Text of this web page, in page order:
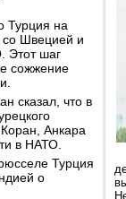
Турция на
со Швецией и
Этот шаг
сожжение
сказал, что в
Анкара
в НАТО.
Турция
о